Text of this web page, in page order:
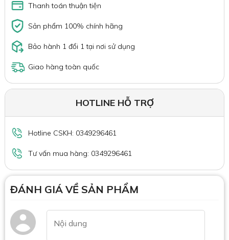
Thanh toán thuận tiện
Sản phẩm 100% chính hãng
Bảo hành 1 đổi 1 tại nơi sử dụng
Giao hàng toàn quốc
HOTLINE HỖ TRỢ
Hotline CSKH: 0349296461
Tư vấn mua hàng: 0349296461
ĐÁNH GIÁ VỀ SẢN PHẨM